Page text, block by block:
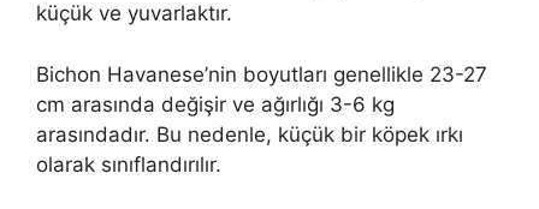
küçük ve yuvarlaktır.
Bichon Havanese’nin boyutları genellikle 23-27
cm arasında değişir ve ağırlığı 3-6 kg
arasındadır. Bu nedenle, küçük bir köpek ırkı
olarak sınıflandırılır.